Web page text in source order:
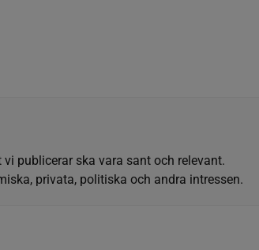
publicerar ska vara sant och relevant.
privata, politiska och andra intressen.